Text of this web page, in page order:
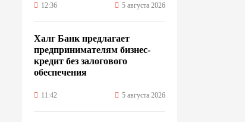
12:36 5 августа 2026
Халг Банк предлагает
предпринимателям бизнес-
кредит без залогового
обеспечения
11:42 5 августа 2026